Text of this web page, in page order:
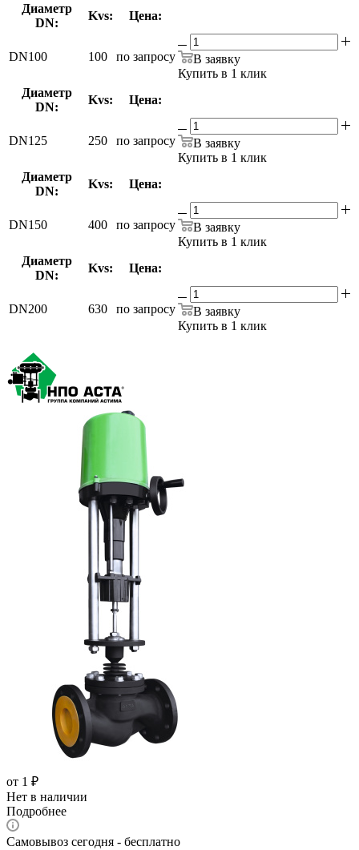
Диаметр
DN:
Kvs: Цена:
DN100 100 по запросу
В заявку
Купить в 1 клик
Диаметр
DN:
Kvs: Цена:
DN125 250 по запросу
В заявку
Купить в 1 клик
Диаметр
DN:
Kvs: Цена:
DN150 400 по запросу
В заявку
Купить в 1 клик
Диаметр
DN:
Kvs: Цена:
DN200 630 по запросу
В заявку
Купить в 1 клик
от 1 ₽
Нет в наличии
Подробнее
Самовывоз сегодня - бесплатно